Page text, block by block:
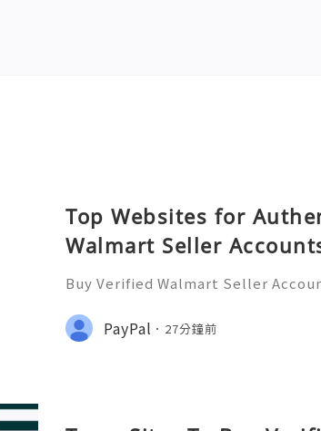
Top Websites for
Walmart Seller
Buy Verified Walmart Seller
lmart has emerged as a
ding a platform for
PayPal 27分鐘前